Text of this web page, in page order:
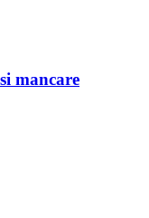
mancare